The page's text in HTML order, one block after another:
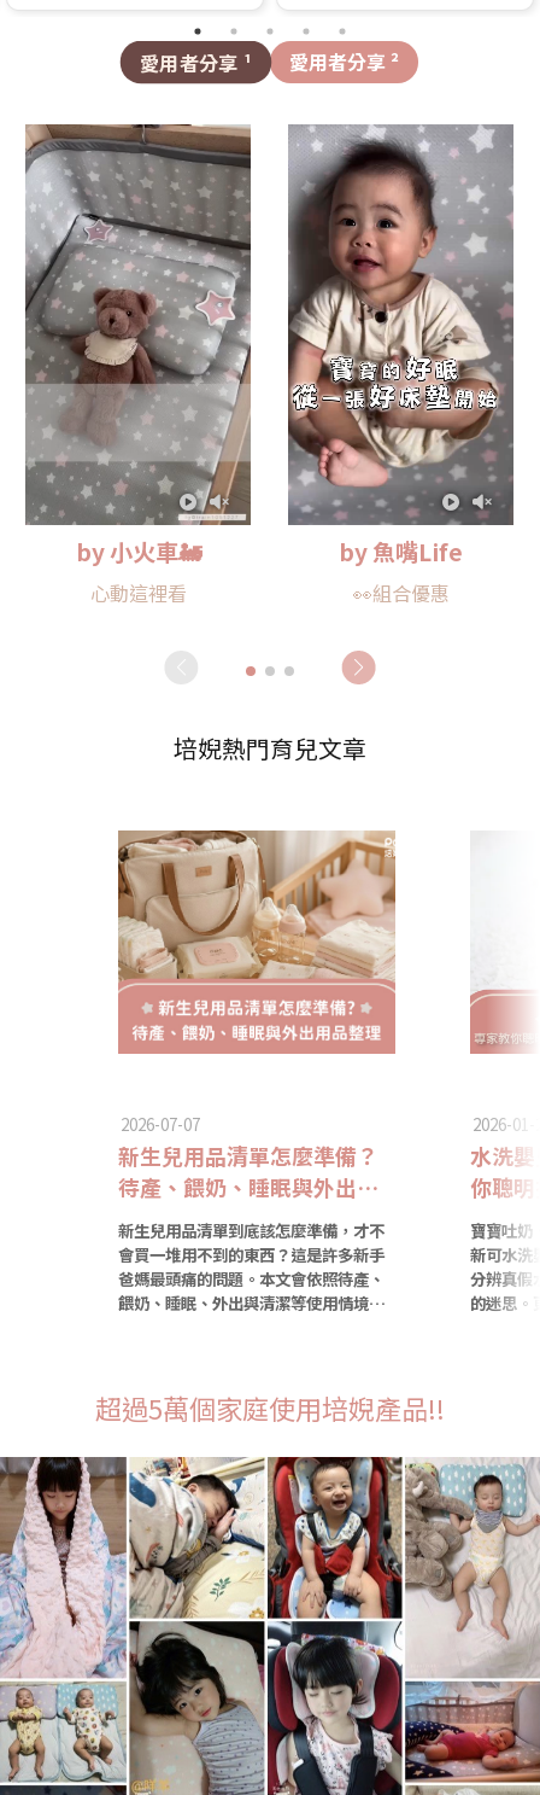
愛用者分享 ¹ 愛用者分享 ²
by 小火車🚂
心動這裡看
by 魚嘴Life
👀組合優惠
培婗熱門育兒文章
2026-07-07
新生兒用品清單怎麼準備？
待產、餵奶、睡眠與外出用
品整理
新生兒用品清單到底該怎麼準備，才不
會買一堆用不到的東西？這是許多新手
爸媽最頭痛的問題。本文會依照待產、
餵奶、睡眠、外出與清潔等使用情境，
架。
2026-01-
水洗
你聰
+ 洗床
寶寶吐奶
新可水洗
分辨真假
的迷思。
超過5萬個家庭使用培婗產品!!